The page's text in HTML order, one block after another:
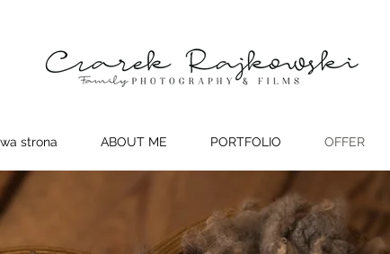
strona ABOUT ME PORTFOLIO OFFER